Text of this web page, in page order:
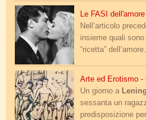
mastroianni_kiss_anita.jpg
Le FASI dell'amore
Nell’articolo
insieme quali sono
“ricetta” dell’amore.
kozlov_biennale_1.jpgArte ed Erotismo -
Un giorno a
sessanta un
predisposizione